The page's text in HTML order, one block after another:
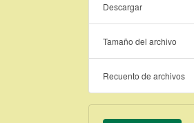
Descargar
Tamaño del archivo
Recuento de archivos